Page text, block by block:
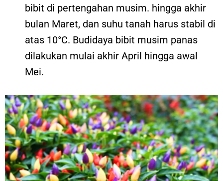
bibit di pertengahan musim. hingga akhir
bulan Maret, dan suhu tanah harus stabil di
atas 10°C. Budidaya bibit musim panas
dilakukan mulai akhir April hingga awal
Mei.